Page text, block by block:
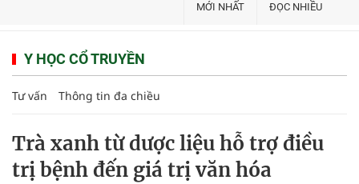
MỚI NHẤT ĐỌC NHIỀU
Y HỌC CỔ TRUYỀN
Tư vấn Thông tin đa chiều
Trà xanh từ dược liệu hỗ trợ điều
trị bệnh đến giá trị văn hóa